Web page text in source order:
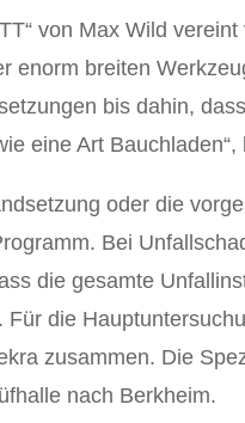
von Max Wild
enorm breiten
bis dahin,
eine Art
oder die
Bei
die gesamte
Für die
zusammen. Die
nach Berkheim.